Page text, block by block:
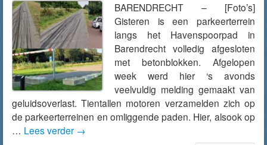
BARENDRECHT – [Foto’s]
Gisteren is een parkeerterrein
langs het Havenspoorpad in
Barendrecht volledig afgesloten
met betonblokken. Afgelopen
week werd hier ‘s avonds
veelvuldig melding gemaakt van
geluidsoverlast. Tientallen motoren verzamelden zich op
de parkeerterreinen en omliggende paden. Hier, alsook op
… Lees verder →